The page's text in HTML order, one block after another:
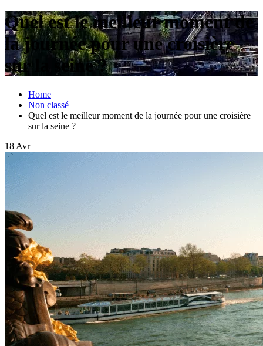
Quel est le meilleur moment de
la journée pour une croisière
sur la seine ?
Home
Non classé
Quel est le meilleur moment de la journée pour une croisière
sur la seine ?
18 Avr